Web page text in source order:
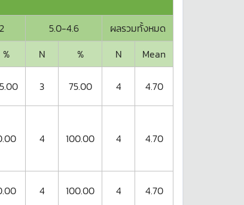
5.0-4.6
ผลรวมทั้งหมด
% N % N
Mean
3 75.00 4 4.70
4 100.00 4 4.70
4 100.00 4 4.70